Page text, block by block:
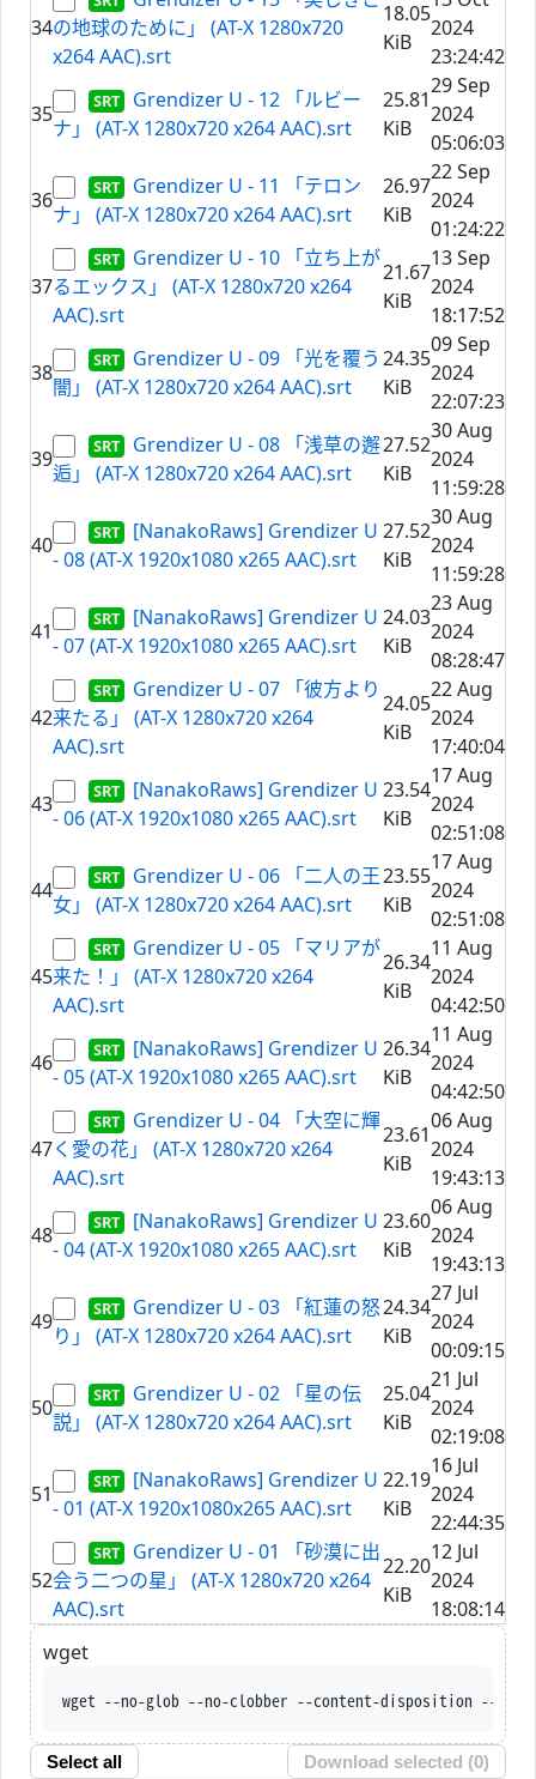
34の地球のために」 (AT-X 1280x720
x264 AAC).srt
18.05
KiB
2024
23:24:42
35
Grendizer U - 12 「ルビー
ナ」 (AT-X 1280x720 x264 AAC).srt
25.81
KiB
29 Sep
2024
05:06:03
36
Grendizer U - 11 「テロン
ナ」 (AT-X 1280x720 x264 AAC).srt
26.97
KiB
22 Sep
2024
01:24:22
37
Grendizer U - 10 「立ち上が
るエックス」 (AT-X 1280x720 x264
AAC).srt
21.67
KiB
13 Sep
2024
18:17:52
38
Grendizer U - 09 「光を覆う
闇」 (AT-X 1280x720 x264 AAC).srt
24.35
KiB
09 Sep
2024
22:07:23
39
Grendizer U - 08 「浅草の邂
逅」 (AT-X 1280x720 x264 AAC).srt
27.52
KiB
30 Aug
2024
11:59:28
40
[NanakoRaws] Grendizer U
- 08 (AT-X 1920x1080 x265 AAC).srt
27.52
KiB
30 Aug
2024
11:59:28
41
[NanakoRaws] Grendizer U
- 07 (AT-X 1920x1080 x265 AAC).srt
24.03
KiB
23 Aug
2024
08:28:47
42
Grendizer U - 07 「彼方より
来たる」 (AT-X 1280x720 x264
AAC).srt
24.05
KiB
22 Aug
2024
17:40:04
43
[NanakoRaws] Grendizer U
- 06 (AT-X 1920x1080 x265 AAC).srt
23.54
KiB
17 Aug
2024
02:51:08
44
Grendizer U - 06 「二人の王
女」 (AT-X 1280x720 x264 AAC).srt
23.55
KiB
17 Aug
2024
02:51:08
45
Grendizer U - 05 「マリアが
来た！」 (AT-X 1280x720 x264
AAC).srt
26.34
KiB
11 Aug
2024
04:42:50
46
[NanakoRaws] Grendizer U
- 05 (AT-X 1920x1080 x265 AAC).srt
26.34
KiB
11 Aug
2024
04:42:50
47
Grendizer U - 04 「大空に輝
く愛の花」 (AT-X 1280x720 x264
AAC).srt
23.61
KiB
06 Aug
2024
19:43:13
48
[NanakoRaws] Grendizer U
- 04 (AT-X 1920x1080 x265 AAC).srt
23.60
KiB
06 Aug
2024
19:43:13
49
Grendizer U - 03 「紅蓮の怒
り」 (AT-X 1280x720 x264 AAC).srt
24.34
KiB
27 Jul
2024
00:09:15
50
Grendizer U - 02 「星の伝
説」 (AT-X 1280x720 x264 AAC).srt
25.04
KiB
21 Jul
2024
02:19:08
51
[NanakoRaws] Grendizer U
- 01 (AT-X 1920x1080x265 AAC).srt
22.19
KiB
16 Jul
2024
22:44:35
52
Grendizer U - 01 「砂漠に出
会う二つの星」 (AT-X 1280x720 x264
AAC).srt
22.20
KiB
12 Jul
2024
18:08:14
wget
wget --no-glob --no-clobber --content-disposition --trust-server-
Select all Download selected (0)